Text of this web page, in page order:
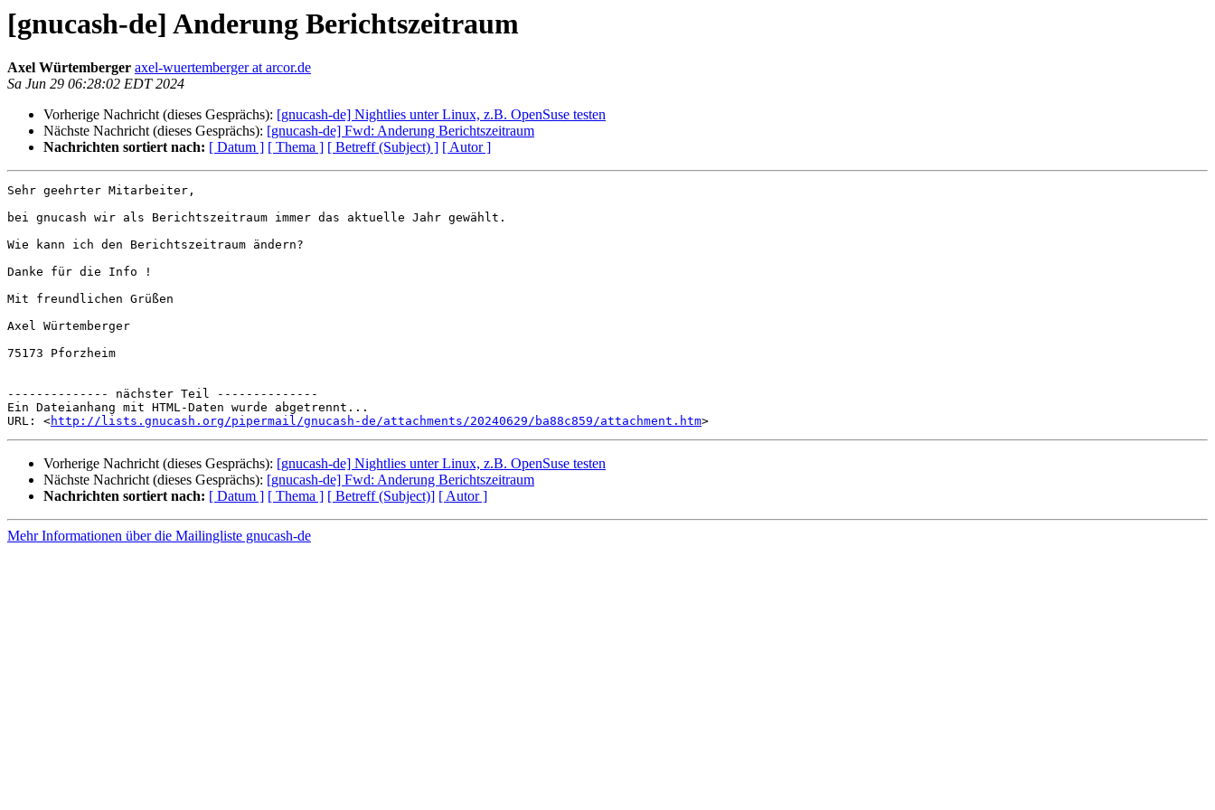
[gnucash-de] Anderung Berichtszeitraum
Axel Würtemberger axel-wuertemberger at arcor.de
Sa Jun 29 06:28:02 EDT 2024
Vorherige Nachricht (dieses Gesprächs): [gnucash-de] Nightlies unter Linux, z.B. OpenSuse testen
Nächste Nachricht (dieses Gesprächs): [gnucash-de] Fwd: Anderung Berichtszeitraum
Nachrichten sortiert nach: [ Datum ] [ Thema ] [ Betreff (Subject) ] [ Autor ]
Sehr geehrter Mitarbeiter,
bei gnucash wir als Berichtszeitraum immer das aktuelle Jahr gewählt.
Wie kann ich den Berichtszeitraum ändern?
Danke für die Info !
Mit freundlichen Grüßen
Axel Würtemberger
75173 Pforzheim
-------------- nächster Teil --------------
Ein Dateianhang mit HTML-Daten wurde abgetrennt...
URL: <http://lists.gnucash.org/pipermail/gnucash-de/attachments/20240629/ba88c859/attachment.htm
Vorherige Nachricht (dieses Gesprächs): [gnucash-de] Nightlies unter Linux, z.B. OpenSuse testen
Nächste Nachricht (dieses Gesprächs): [gnucash-de] Fwd: Anderung Berichtszeitraum
Nachrichten sortiert nach: [ Datum ] [ Thema ] [ Betreff (Subject)] [ Autor ]
Mehr Informationen über die Mailingliste gnucash-de